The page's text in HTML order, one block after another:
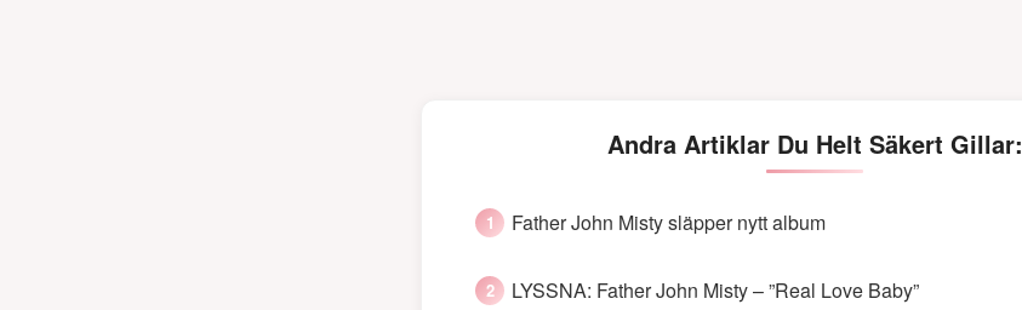
Andra Artiklar Du Helt Säkert Gillar:
Father John Misty släpper nytt album
LYSSNA: Father John Misty – ”Real Love Baby”